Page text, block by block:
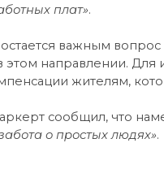
плат».
важным
этом направлении.
жителям,
сообщил, что
о простых людях».